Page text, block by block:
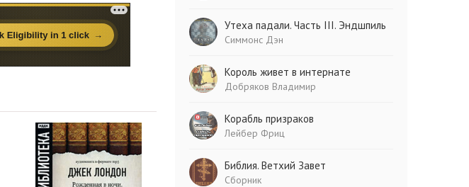
32:59
34:06
16:21
19:50
Утеха падали. Часть III. Эндшпиль
Симмонс Дэн
Король живет в интернате
Добряков Владимир
Корабль призраков
Лейбер Фриц
Библия. Ветхий Завет
Сборник